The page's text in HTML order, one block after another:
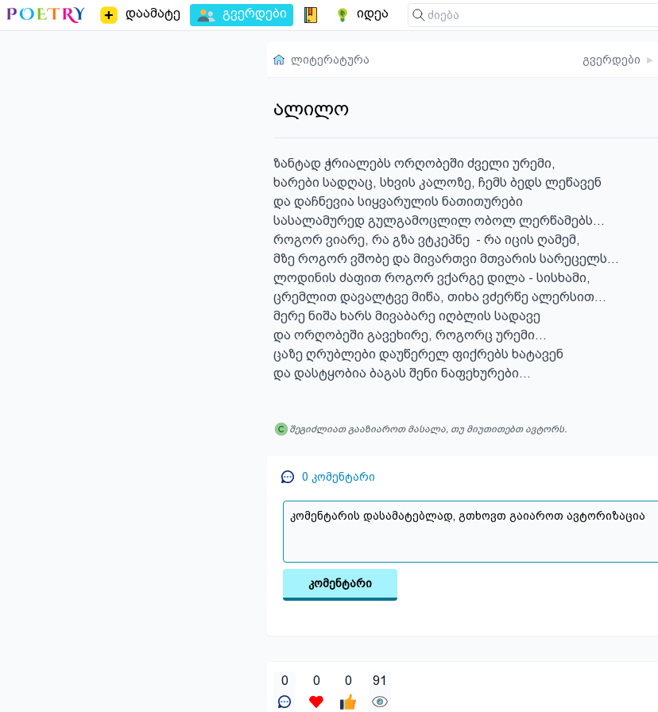
დაამატე გვერდები იდეა
ლიტერატურა გვერდები ▸
ალილო
ზანტად ჭრიალებს ორღობეში ძველი ურემი,
ხარები სადღაც, სხვის კალოზე, ჩემს ბედს ლეწავენ
და დაჩნევია სიყვარულის ნათითურები
სასალამურედ გულგამოცლილ ობოლ ლერწამებს...
როგორ ვიარე, რა გზა ვტკეპნე  - რა იცის ღამემ,
მზე როგორ ვშობე და მივართვი მთვარის სარეცელს...
ლოდინის ძაფით როგორ ვქარგე დილა - სისხამი,
ცრემლით დავალტვე მიწა, თიხა ვძერწე ალერსით...
მერე ნიშა ხარს მივაბარე იღბლის სადავე
და ორღობეში გავეხირე, როგორც ურემი...
ცაზე ღრუბლები დაუწერელ ფიქრებს ხატავენ
და დასტყობია ბაგას შენი ნაფეხურები...
შეგიძლიათ გააზიაროთ მასალა, თუ მიუთითებთ ავტორს.
0 კომენტარი
კომენტარი
0 0 0 91